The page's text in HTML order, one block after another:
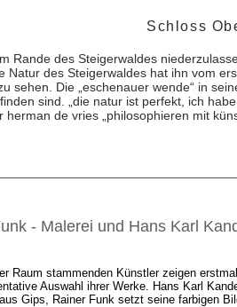
Schloss
Rande des Steigerwaldes
des Steigerwaldes hat ihn vom
sehen. Die „eschenauer wende“ in
sind. „die natur ist perfekt, ich
de vries „philosophieren mit
- Malerei und Hans Karl
Raum stammenden Künstler zeigen
Auswahl ihrer Werke. Hans Karl
Gips, Rainer Funk setzt seine farbigen